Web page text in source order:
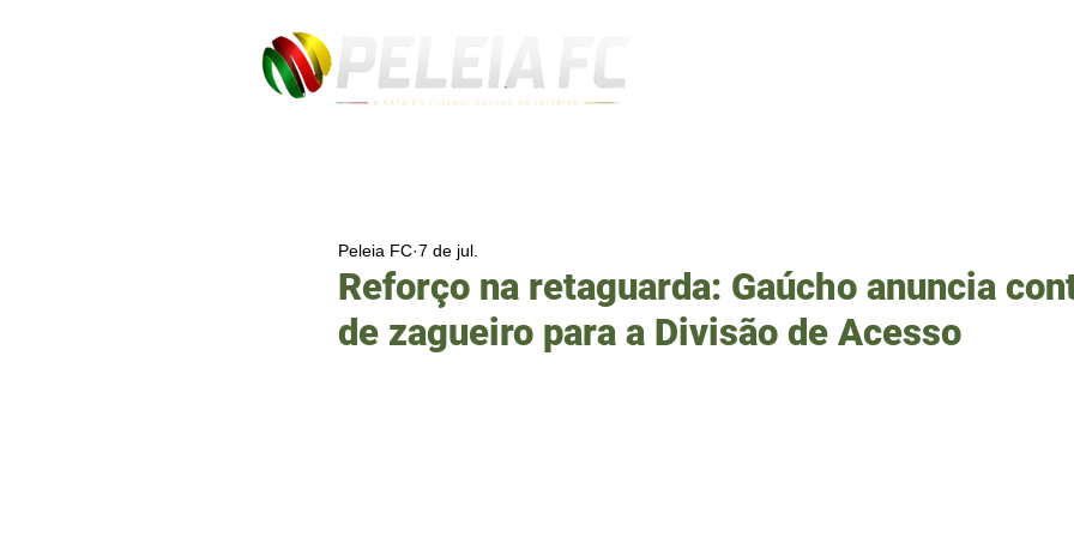
Reforço na retaguarda: Gaúcho anuncia
de zagueiro para a Divisão de Acesso
Peleia FC 7 de jul.